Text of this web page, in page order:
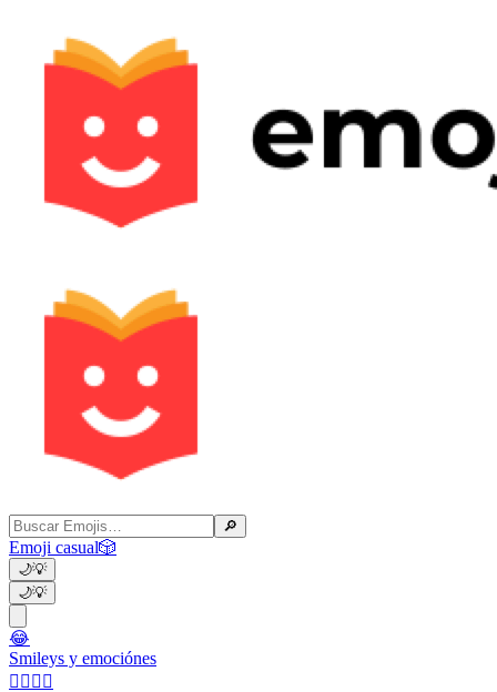
🔎
Emoji casual🎲
🌙💡
🌙💡
😂
Smileys y emociónes
👩‍❤️‍💋‍👨